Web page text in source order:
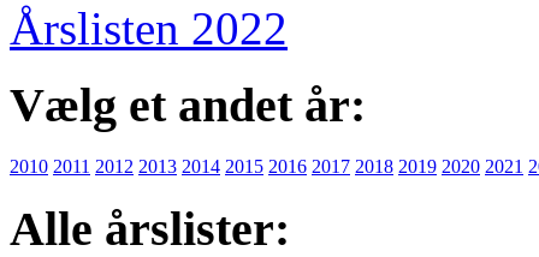
Årslisten 2022
Vælg et andet år:
2010 2011 2012 2013 2014 2015 2016 2017 2018 2019 2020 2021
Alle årslister: